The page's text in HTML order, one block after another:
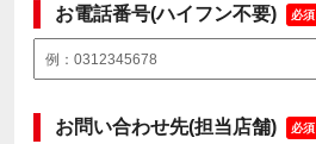
お電話番号(ハイフン不要) 必須
お問い合わせ先(担当店舗) 必須